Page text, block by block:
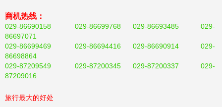
商机热线：
029-86690158 029-86699768 029-86693485 029-
86697071
029-86699469 029-86694416 029-86690914 029-
86698864
029-87209549 029-87200345 029-87200337 029-
87209016
旅行最大的好处